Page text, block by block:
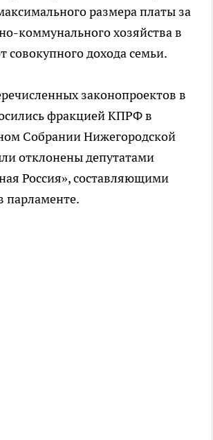
размера платы за
коммунального хозяйства в
совокупного дохода семьи.
законопроектов в
фракцией КПРФ в
Собрании Нижегородской
отклонены депутатами
Россия», составляющими
парламенте.